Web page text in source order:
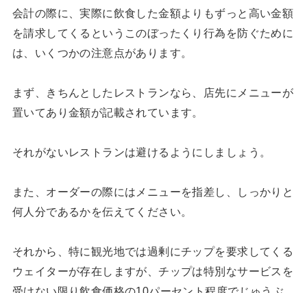
会計の際に、実際に飲食した金額よりもずっと高い金額
を請求してくるというこのぼったくり行為を防ぐために
は、いくつかの注意点があります。
まず、きちんとしたレストランなら、店先にメニューが
置いてあり金額が記載されています。
それがないレストランは避けるようにしましょう。
また、オーダーの際にはメニューを指差し、しっかりと
何人分であるかを伝えてください。
それから、特に観光地では過剰にチップを要求してくる
ウェイターが存在しますが、チップは特別なサービスを